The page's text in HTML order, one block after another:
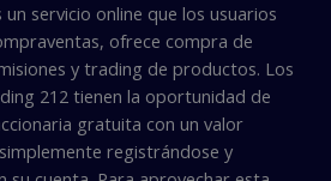
servicio online que los usuarios
ofrece compra de
y trading de productos. Los
212 tienen la oportunidad de
gratuita con un valor
registrándose y